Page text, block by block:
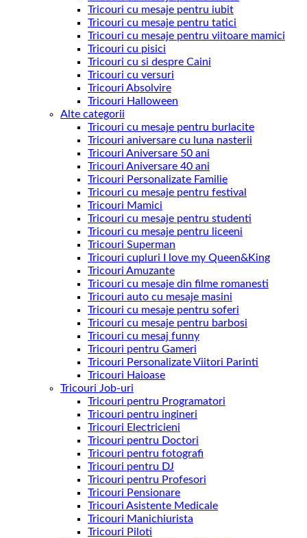
Tricouri cu mesaje pentru iubit
Tricouri cu mesaje pentru tatici
Tricouri cu mesaje pentru viitoare mamici
Tricouri cu pisici
Tricouri cu si despre Caini
Tricouri cu versuri
Tricouri Absolvire
Tricouri Halloween
Alte categorii
Tricouri cu mesaje pentru burlacite
Tricouri aniversare cu luna nasterii
Tricouri Aniversare 50 ani
Tricouri Aniversare 40 ani
Tricouri Personalizate Familie
Tricouri cu mesaje pentru festival
Tricouri Mamici
Tricouri cu mesaje pentru studenti
Tricouri cu mesaje pentru liceeni
Tricouri Superman
Tricouri cupluri I love my Queen&King
Tricouri Amuzante
Tricouri cu mesaje din filme romanesti
Tricouri auto cu mesaje masini
Tricouri cu mesaje pentru soferi
Tricouri cu mesaje pentru barbosi
Tricouri cu mesaj funny
Tricouri pentru Gameri
Tricouri Personalizate Viitori Parinti
Tricouri Haioase
Tricouri Job-uri
Tricouri pentru Programatori
Tricouri pentru ingineri
Tricouri Electricieni
Tricouri pentru Doctori
Tricouri pentru fotografi
Tricouri pentru DJ
Tricouri pentru Profesori
Tricouri Pensionare
Tricouri Asistente Medicale
Tricouri Manichiurista
Tricouri Piloti